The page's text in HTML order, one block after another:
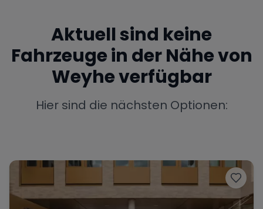
Mercedes BMW Audi
Aktuell sind keine
Fahrzeuge in der Nähe von
Weyheverfügbar
Hier sind die nächsten Optionen: